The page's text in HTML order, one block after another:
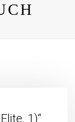
1)“